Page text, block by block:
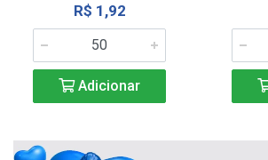
R$ 1,92
Adicionar